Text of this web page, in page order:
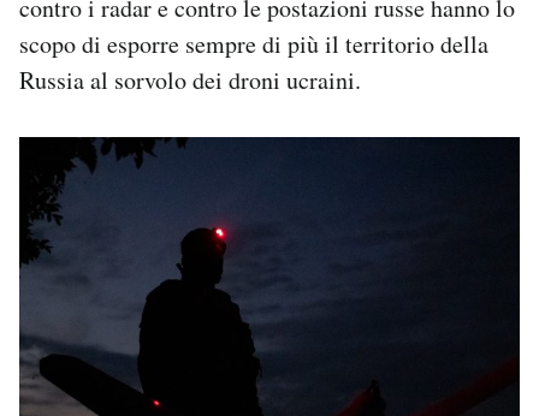
contro i radar e contro le postazioni russe hanno lo
scopo di esporre sempre di più il territorio della
Russia al sorvolo dei droni ucraini.